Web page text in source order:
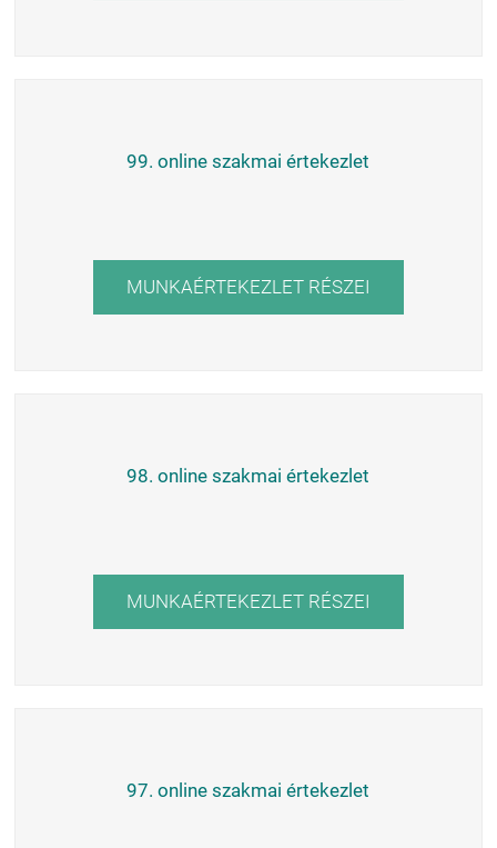
99. online szakmai értekezlet
MUNKAÉRTEKEZLET RÉSZEI
98. online szakmai értekezlet
MUNKAÉRTEKEZLET RÉSZEI
97. online szakmai értekezlet